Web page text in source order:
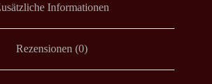
Informationen
Rezensionen (0)